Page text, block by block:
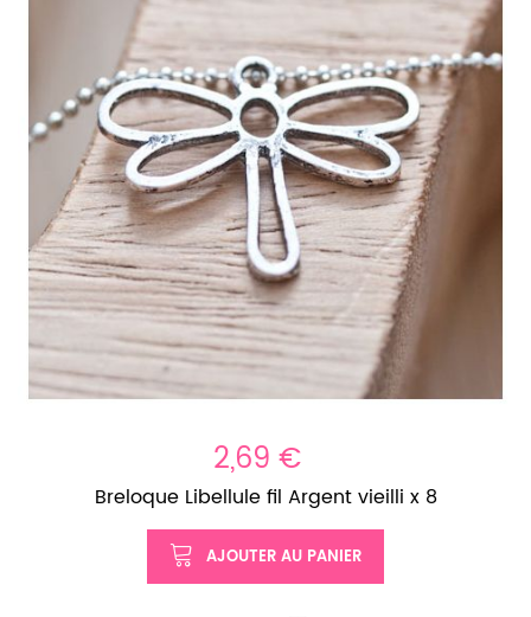
2,69 €
Breloque Libellule fil Argent vieilli x 8
AJOUTER AU PANIER